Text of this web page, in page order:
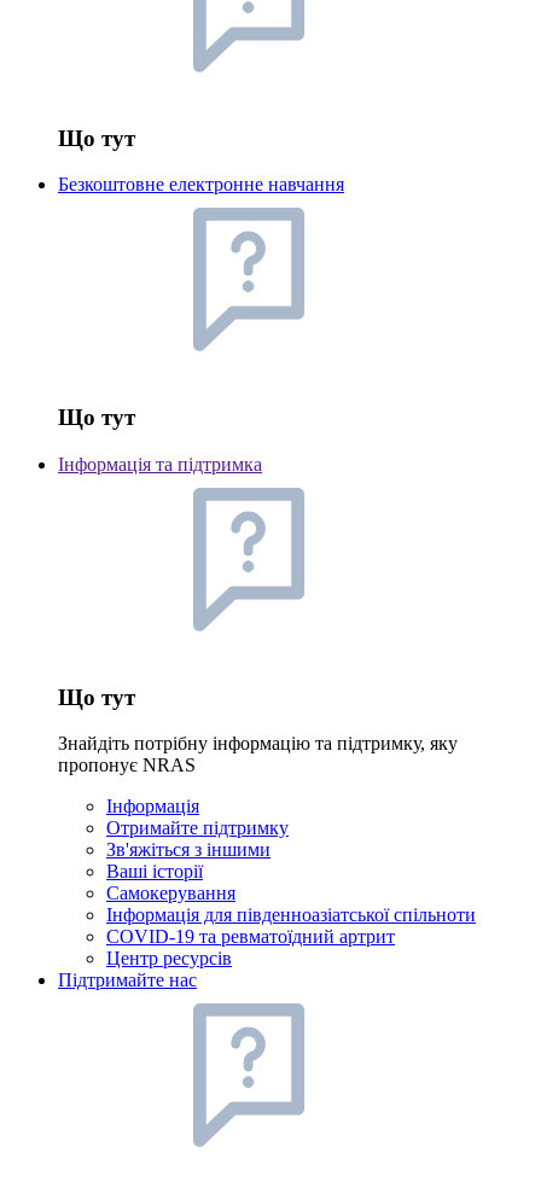
Що тут
Безкоштовне електронне навчання
Що тут
Інформація та підтримка
Що тут
Знайдіть потрібну інформацію та підтримку, яку
пропонує NRAS
Інформація
Отримайте підтримку
Зв'яжіться з іншими
Ваші історії
Самокерування
Інформація для південноазіатської спільноти
COVID-19 та ревматоїдний артрит
Центр ресурсів
Підтримайте нас